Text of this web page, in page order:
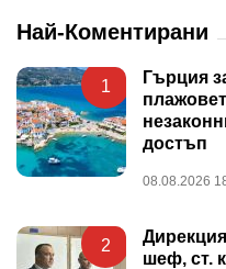
Най-Коментирани
1
Гърция
достъп
08.08.2026
2
шеф, ст.